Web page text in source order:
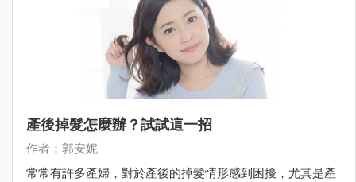
產後掉髮怎麼辦？試試這一招
作者：郭安妮
常常有許多產婦，對於產後的掉髮情形感到困擾，尤其是產